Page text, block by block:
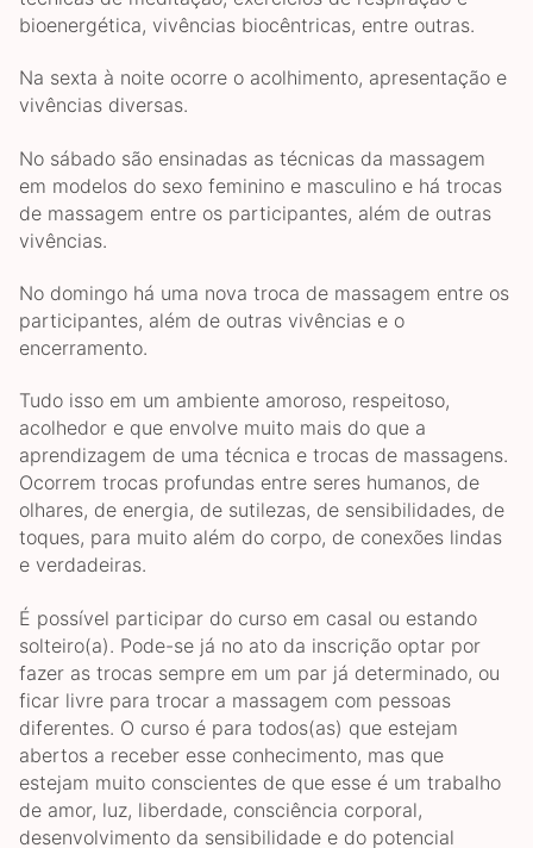
bioenergética, vivências biocêntricas, entre outras.
Na sexta à noite ocorre o acolhimento, apresentação e
vivências diversas.
No sábado são ensinadas as técnicas da massagem
em modelos do sexo feminino e masculino e há trocas
de massagem entre os participantes, além de outras
vivências.
No domingo há uma nova troca de massagem entre os
participantes, além de outras vivências e o
encerramento.
Tudo isso em um ambiente amoroso, respeitoso,
acolhedor e que envolve muito mais do que a
aprendizagem de uma técnica e trocas de massagens.
Ocorrem trocas profundas entre seres humanos, de
olhares, de energia, de sutilezas, de sensibilidades, de
toques, para muito além do corpo, de conexões lindas
e verdadeiras.
É possível participar do curso em casal ou estando
solteiro(a). Pode-se já no ato da inscrição optar por
fazer as trocas sempre em um par já determinado, ou
ficar livre para trocar a massagem com pessoas
diferentes. O curso é para todos(as) que estejam
abertos a receber esse conhecimento, mas que
estejam muito conscientes de que esse é um trabalho
de amor, luz, liberdade, consciência corporal,
desenvolvimento da sensibilidade e do potencial